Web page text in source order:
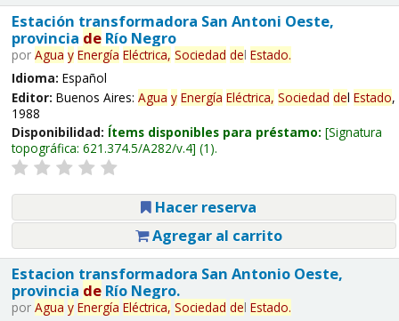
Estación transformadora San Antoni Oeste,
provincia deRío Negro
por Agua y Energía Eléctrica, Sociedad del Estado.
Idioma: Español
Editor: Buenos Aires: Agua y Energía Eléctrica, Sociedad del Estado,
1988
Disponibilidad: Ítems disponibles para préstamo: Signatura
topográfica: 621.374.5/A282/v.4 (1).
Hacer reserva
Agregar al carrito
Estacion transformadora San Antonio Oeste,
provincia deRío Negro.
por Agua y Energía Eléctrica, Sociedad del Estado.